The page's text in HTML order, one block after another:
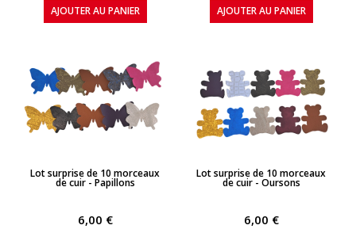
AJOUTER AU PANIER AJOUTER AU PANIER
APERÇU RAPIDE
Lot surprise de 10 morceaux
de cuir - Papillons
6,00 €
APERÇU RAPIDE
Lot surprise de 10 morceaux
de cuir - Oursons
6,00 €